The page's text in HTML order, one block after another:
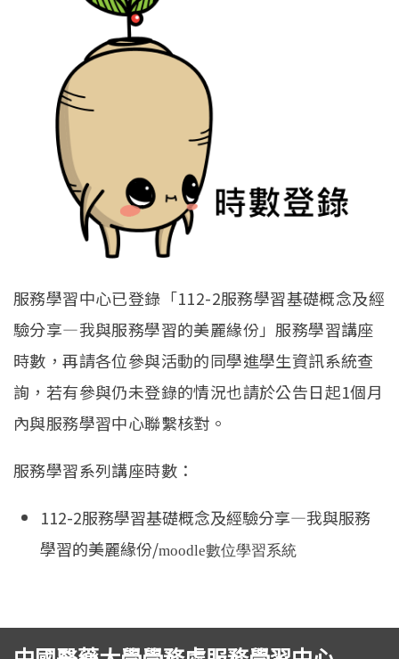
服務學習中心已登錄「112-2服務學習基礎概念及經
驗分享—我與服務學習的美麗緣份」服務學習講座
時數，再請各位參與活動的同學進學生資訊系統查
詢，若有參與仍未登錄的情況也請於公告日起1個月
內與服務學習中心聯繫核對。
服務學習系列講座時數：
112-2服務學習基礎概念及經驗分享—我與服務
學習的美麗緣份/moodle數位學習系統